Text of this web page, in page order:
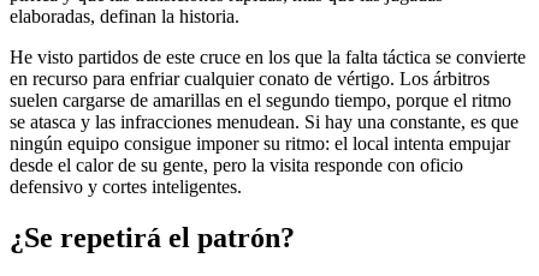
elaboradas, definan la historia.
He visto partidos de este cruce en los que la falta táctica se convierte
en recurso para enfriar cualquier conato de vértigo. Los árbitros
suelen cargarse de amarillas en el segundo tiempo, porque el ritmo
se atasca y las infracciones menudean. Si hay una constante, es que
ningún equipo consigue imponer su ritmo: el local intenta empujar
desde el calor de su gente, pero la visita responde con oficio
defensivo y cortes inteligentes.
¿Se repetirá el patrón?